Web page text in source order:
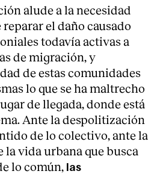
alude a la necesidad
el daño causado
todavía activas a
de migración, y
de estas comunidades
lo que se ha maltrecho
de llegada, donde está
Ante la despolitización
de lo colectivo, ante la
vida urbana que busca
lo común, las